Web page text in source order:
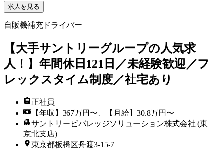
求人を見る
自販機補充ドライバー
【大手サントリーグループの人気求
人！】年間休日121日／未経験歓迎／フ
レックスタイム制度／社宅あり
正社員
【年収】367万円〜、【月給】30.8万円〜
サントリービバレッジソリューション株式会社 (東
京北支店)
東京都板橋区舟渡3-15-7